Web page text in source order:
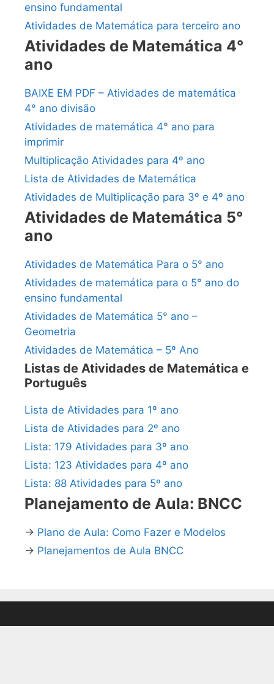
ensino fundamental
Atividades de Matemática para terceiro ano
Atividades de Matemática 4°
ano
BAIXE EM PDF – Atividades de matemática
4° ano divisão
Atividades de matemática 4° ano para
imprimir
Multiplicação Atividades para 4º ano
Lista de Atividades de Matemática
Atividades de Multiplicação para 3º e 4º ano
Atividades de Matemática 5°
ano
Atividades de Matemática Para o 5° ano
Atividades de matemática para o 5° ano do
ensino fundamental
Atividades de Matemática 5° ano –
Geometria
Atividades de Matemática – 5º Ano
Listas de Atividades de Matemática e
Português
Lista de Atividades para 1º ano
Lista de Atividades para 2º ano
Lista: 179 Atividades para 3º ano
Lista: 123 Atividades para 4º ano
Lista: 88 Atividades para 5º ano
Planejamento de Aula: BNCC
→ Plano de Aula: Como Fazer e Modelos
→ Planejamentos de Aula BNCC